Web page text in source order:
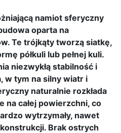
namiot sferyczny
oparta na
Te trójkąty tworzą siatkę,
półkuli lub pełnej kuli.
niezwykłą stabilność i
w tym na silny wiatr i
naturalnie rozkłada
na całej powierzchni, co
wytrzymały, nawet
Brak ostrych